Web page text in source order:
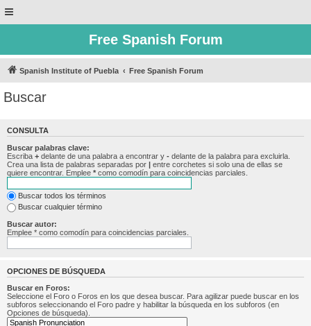
Free Spanish Forum
Spanish Institute of Puebla Free Spanish Forum
Buscar
CONSULTA
Buscar palabras clave:
Escriba + delante de una palabra a encontrar y - delante de la palabra para excluirla.
Crea una lista de palabras separadas por | entre corchetes si solo una de ellas se
quiere encontrar. Emplee * como comodín para coincidencias parciales.
Buscar todos los términos
Buscar cualquier término
Buscar autor:
Emplee * como comodín para coincidencias parciales.
OPCIONES DE BÚSQUEDA
Buscar en Foros:
Seleccione el Foro o Foros en los que desea buscar. Para agilizar puede buscar en los
subforos seleccionando el Foro padre y habilitar la búsqueda en los subforos (en
Opciones de búsqueda).